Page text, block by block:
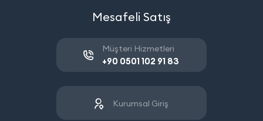
Mesafeli Satış
Müşteri Hizmetleri
+90 0501 102 91 83
Kurumsal Giriş